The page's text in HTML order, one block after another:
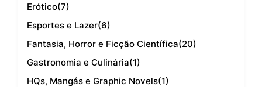
Erótico(7)
Esportes e Lazer(6)
Fantasia, Horror e Ficção Científica(20)
Gastronomia e Culinária(1)
HQs, Mangás e Graphic Novels(1)